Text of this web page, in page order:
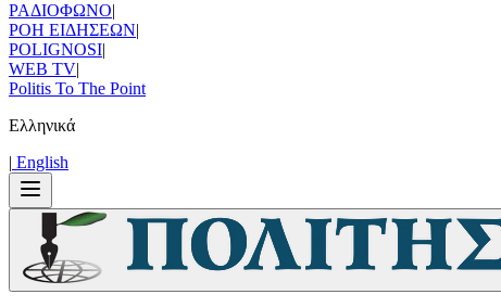
ΡΑΔΙΟΦΩΝΟ|
ΡΟΗ ΕΙΔΗΣΕΩΝ|
POLIGNOSI|
WEB TV|
Politis To The Point
Ελληνικά
| Εnglish